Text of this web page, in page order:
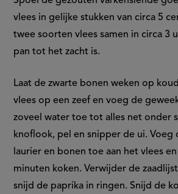
vlees in gelijke stukken van circa 5
twee soorten vlees samen in circa 3
pan tot het zacht is.
Laat de zwarte bonen weken op
vlees op een zeef en voeg de
zoveel water toe tot alles net onder
knoflook, pel en snipper de ui. Voeg
laurier en bonen toe aan het vlees
minuten koken. Verwijder de
snijd de paprika in ringen. Snijd de